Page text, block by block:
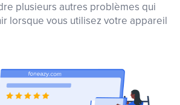
plusieurs autres problèmes qui
lorsque vous utilisez votre appareil